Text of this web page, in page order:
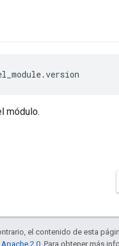
módulo.
el contenido de esta
Apache 2.0 . Para obtener más